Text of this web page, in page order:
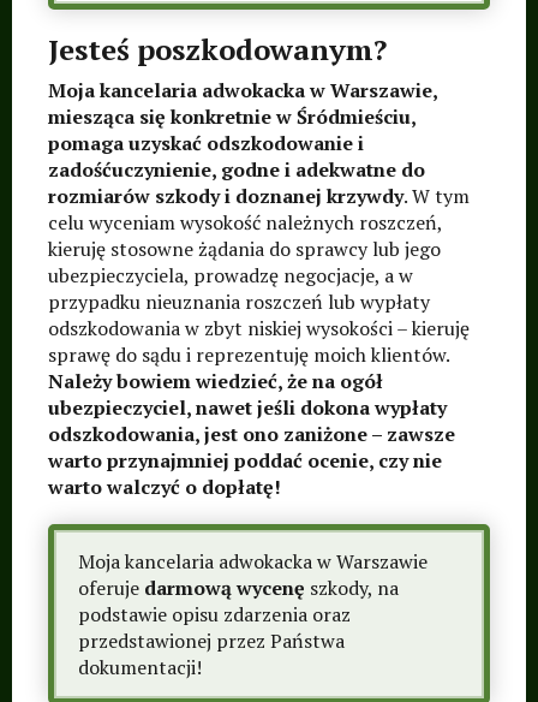
Jesteś poszkodowanym?
Moja kancelaria adwokacka w Warszawie,
miesząca się konkretnie w Śródmieściu,
pomaga uzyskać odszkodowanie i
zadośćuczynienie, godne i adekwatne do
rozmiarów szkody i doznanej krzywdy. W tym
celu wyceniam wysokość należnych roszczeń,
kieruję stosowne żądania do sprawcy lub jego
ubezpieczyciela, prowadzę negocjacje, a w
przypadku nieuznania roszczeń lub wypłaty
odszkodowania w zbyt niskiej wysokości – kieruję
sprawę do sądu i reprezentuję moich klientów.
Należy bowiem wiedzieć, że na ogół
ubezpieczyciel, nawet jeśli dokona wypłaty
odszkodowania, jest ono zaniżone – zawsze
warto przynajmniej poddać ocenie, czy nie
warto walczyć o dopłatę!
Moja kancelaria adwokacka w Warszawie
oferuje darmową wycenę szkody, na
podstawie opisu zdarzenia oraz
przedstawionej przez Państwa
dokumentacji!